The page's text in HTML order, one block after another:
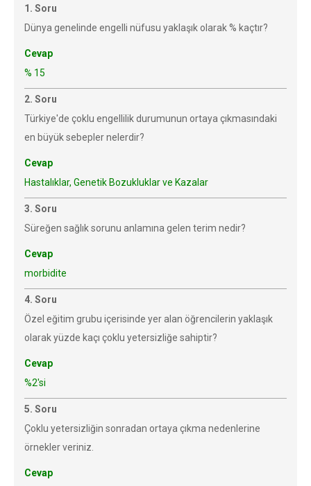
1. Soru
Dünya genelinde engelli nüfusu yaklaşık olarak % kaçtır?
Cevap
% 15
2. Soru
Türkiye'de çoklu engellilik durumunun ortaya çıkmasındaki
en büyük sebepler nelerdir?
Cevap
Hastalıklar, Genetik Bozukluklar ve Kazalar
3. Soru
Süreğen sağlık sorunu anlamına gelen terim nedir?
Cevap
morbidite
4. Soru
Özel eğitim grubu içerisinde yer alan öğrencilerin yaklaşık
olarak yüzde kaçı çoklu yetersizliğe sahiptir?
Cevap
%2'si
5. Soru
Çoklu yetersizliğin sonradan ortaya çıkma nedenlerine
örnekler veriniz.
Cevap